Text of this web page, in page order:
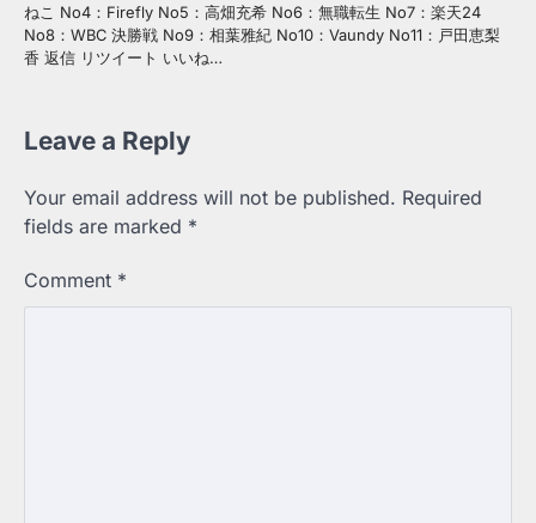
ねこ No4：Firefly No5：高畑充希 No6：無職転生 No7：楽天24
No8：WBC 決勝戦 No9：相葉雅紀 No10：Vaundy No11：戸田恵梨
香 返信 リツイート いいね…
Leave a Reply
Your email address will not be published. Required
fields are marked *
Comment *